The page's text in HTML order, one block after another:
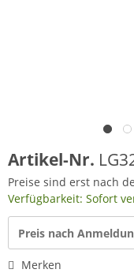
Artikel-Nr.
Preise sind erst nach
Verfügbarkeit: Sofort
Preis nach
Merken